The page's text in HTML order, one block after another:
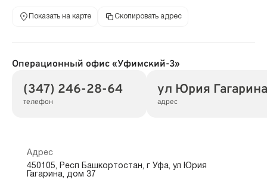
Показать на карте Скопировать адрес
Операционный офис «Уфимский-3»
(347) 246-28-64
телефон
ул Юрия
адрес
Адрес
450105, Респ Башкортостан, г Уфа, ул Юрия
Гагарина, дом 37